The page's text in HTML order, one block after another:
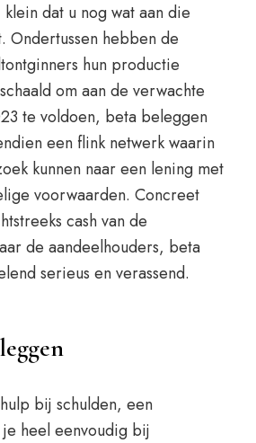
dat u nog wat aan die
Ondertussen hebben de
hun productie
om aan de verwachte
te voldoen, beta beleggen
een flink netwerk waarin
kunnen naar een lening met
voorwaarden. Concreet
cash van de
de aandeelhouders, beta
serieus en verassend.
bij schulden, een
heel eenvoudig bij